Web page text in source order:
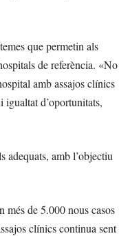
que permetin als
de referència. «No
amb assajos clínics
d’oportunitats,
adequats, amb l’objectiu
més de 5.000 nous casos
clínics continua sent